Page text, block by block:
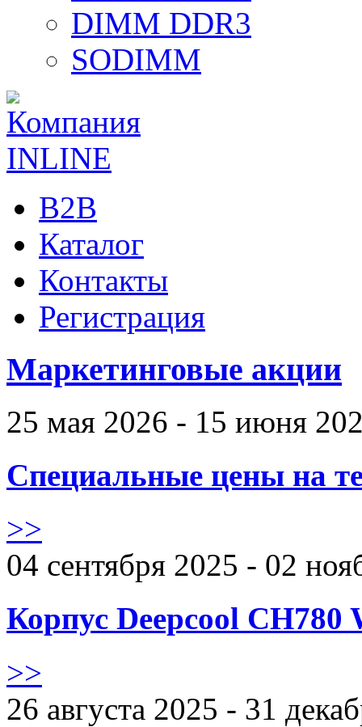
DIMM DDR3
SODIMM
B2B
Каталог
Контакты
Регистрация
Маркетинговые акции
25 мая 2026 - 15 июня
Специальные цены на
>>
04 сентября 2025 - 02
Корпус Deepcool CH780
>>
26 августа 2025 - 31